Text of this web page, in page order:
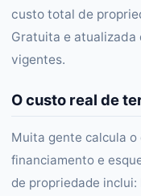
custo total de
Gratuita e atualizada
vigentes.
O custo real de
Muita gente calcula
financiamento e
de propriedade inclui: